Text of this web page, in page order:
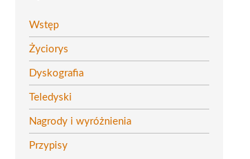
Wstęp
Życiorys
Dyskografia
Teledyski
Nagrody i wyróżnienia
Przypisy